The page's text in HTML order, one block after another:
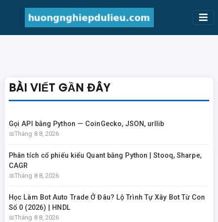
BÀI VIẾT GẦN ĐÂY
Gọi API bằng Python — CoinGecko, JSON, urllib
Tháng 8 8, 2026
Phân tích cổ phiếu kiểu Quant bằng Python | Stooq, Sharpe,
CAGR
Tháng 8 8, 2026
Học Làm Bot Auto Trade Ở Đâu? Lộ Trình Tự Xây Bot Từ Con
Số 0 (2026) | HNDL
Tháng 8 8, 2026